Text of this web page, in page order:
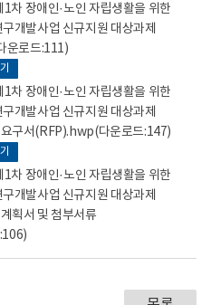
차 장애인·노인 자립생활을 위한
개발사업 신규지원 대상과제
운로드:111)
차 장애인·노인 자립생활을 위한
개발사업 신규지원 대상과제
구서(RFP).hwp(다운로드:147)
차 장애인·노인 자립생활을 위한
개발사업 신규지원 대상과제
획서 및 첨부서류